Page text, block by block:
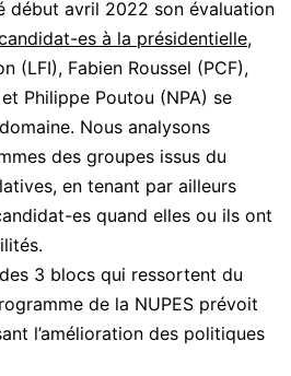
début avril 2022 son évaluation
es à la présidentielle,
(LFI), Fabien Roussel (PCF),
Philippe Poutou (NPA) se
Nous analysons
des groupes issus du
en tenant par ailleurs
es quand elles ou ils ont
3 blocs qui ressortent du
de la NUPES prévoit
l’amélioration des politiques